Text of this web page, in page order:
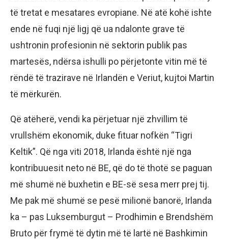
të tretat e mesatares evropiane. Në atë kohë ishte
ende në fuqi një ligj që ua ndalonte grave të
ushtronin profesionin në sektorin publik pas
martesës, ndërsa ishulli po përjetonte vitin më të
rëndë të trazirave në Irlandën e Veriut, kujtoi Martin
të mërkurën.
Që atëherë, vendi ka përjetuar një zhvillim të
vrullshëm ekonomik, duke fituar nofkën “Tigri
Keltik”. Që nga viti 2018, Irlanda është një nga
kontribuuesit neto në BE, që do të thotë se paguan
më shumë në buxhetin e BE-së sesa merr prej tij.
Me pak më shumë se pesë milionë banorë, Irlanda
ka – pas Luksemburgut – Prodhimin e Brendshëm
Bruto për frymë të dytin më të lartë në Bashkimin